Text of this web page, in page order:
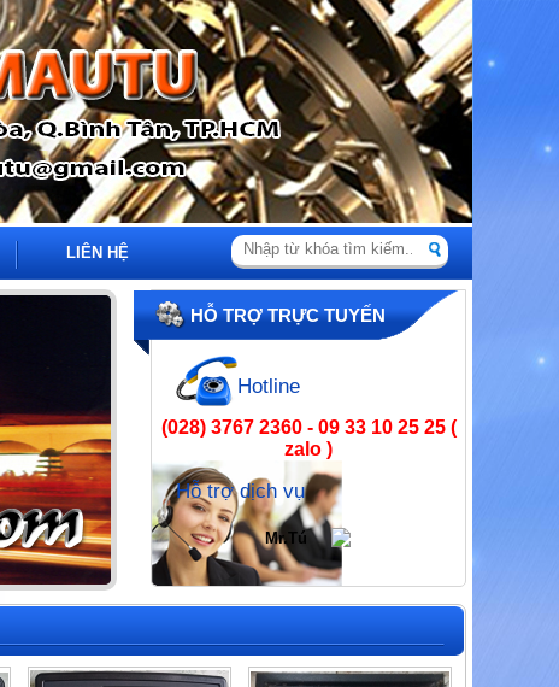
LIÊN HỆ
HỖ TRỢ TRỰC TUYẾN
Hotline
(028) 3767 2360 - 09 33 10 25 25 (
zalo )
Hỗ trợ dịch vụ
Mr.Tú